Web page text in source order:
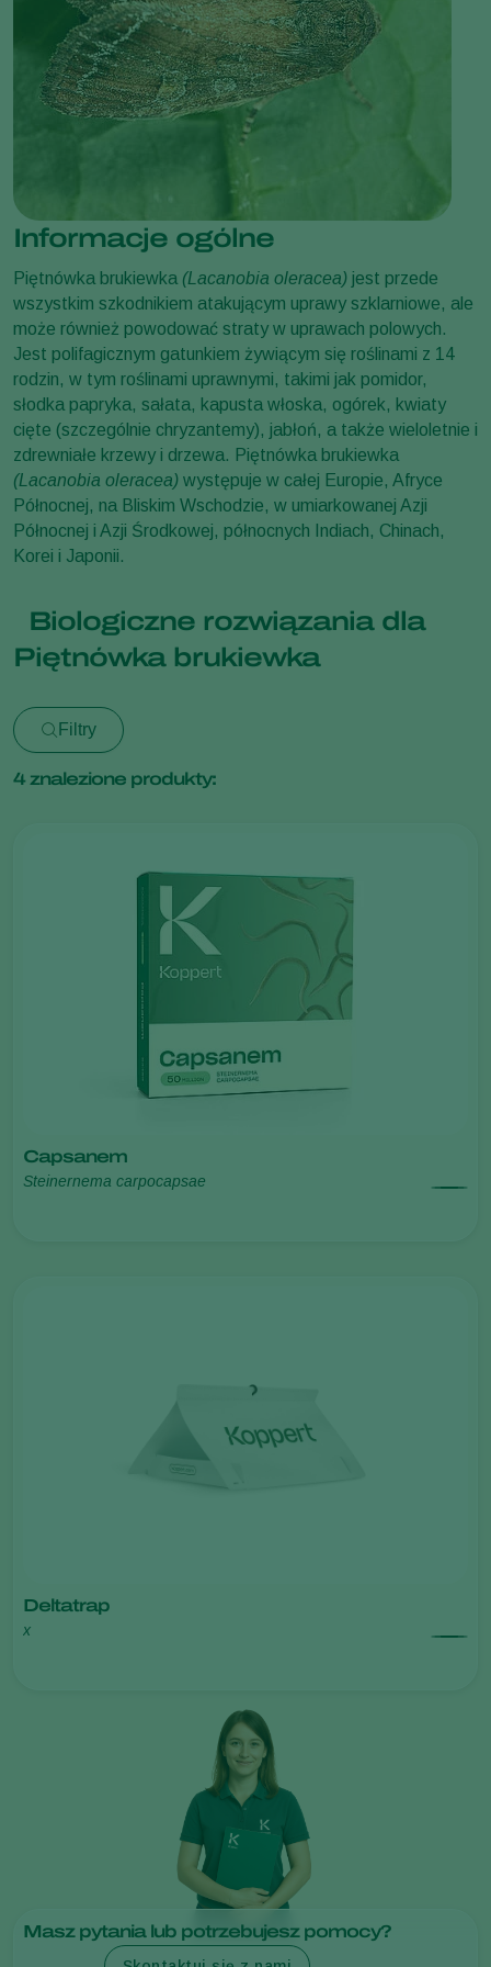
Informacje ogólne
Piętnówka brukiewka (Lacanobia oleracea) jest przede
wszystkim szkodnikiem atakującym uprawy szklarniowe, ale
może również powodować straty w uprawach polowych.
Jest polifagicznym gatunkiem żywiącym się roślinami z 14
rodzin, w tym roślinami uprawnymi, takimi jak pomidor,
słodka papryka, sałata, kapusta włoska, ogórek, kwiaty
cięte (szczególnie chryzantemy), jabłoń, a także wieloletnie i
zdrewniałe krzewy i drzewa. Piętnówka brukiewka
(Lacanobia oleracea) występuje w całej Europie, Afryce
Północnej, na Bliskim Wschodzie, w umiarkowanej Azji
Północnej i Azji Środkowej, północnych Indiach, Chinach,
Korei i Japonii.
Biologiczne rozwiązania dla
Piętnówka brukiewka
Filtry
4znalezione produkty:
Capsanem
Steinernema carpocapsae
Deltatrap
x
Masz pytania lub potrzebujesz pomocy?